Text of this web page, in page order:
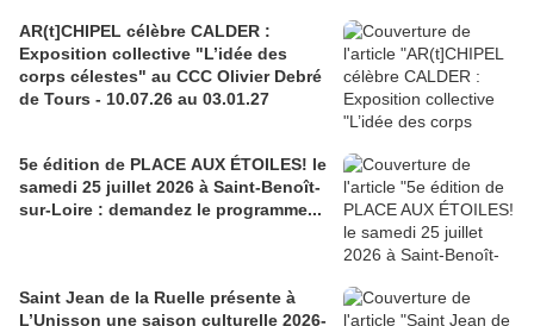
AR(t]CHIPEL célèbre CALDER :
Exposition collective "L’idée des
corps célestes" au CCC Olivier Debré
de Tours - 10.07.26 au 03.01.27
5e édition de PLACE AUX ÉTOILES! le
samedi 25 juillet 2026 à Saint-Benoît-
sur-Loire : demandez le programme...
Saint Jean de la Ruelle présente à
L’Unisson une saison culturelle 2026-